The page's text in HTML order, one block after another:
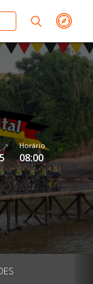
Horário
08:00